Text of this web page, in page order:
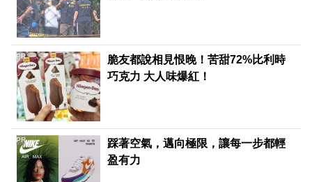
脆友都說相見恨晚！苦甜72%比利時
巧克力 大人味爆紅！
PR
踩著空氣，邁向極限，讓每一步都輕
盈有力
PR